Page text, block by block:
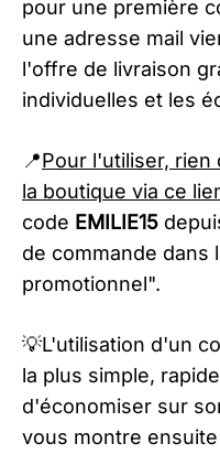
pour une première
une adresse mail
l'offre de livraison
individuelles et les
📍Pour l'utiliser, rien
la boutique via ce
code EMILIE15
de commande dans
promotionnel".
💡L'utilisation d'un
la plus simple,
d'économiser sur
vous montre